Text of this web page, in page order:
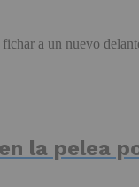
a un nuevo
la pelea